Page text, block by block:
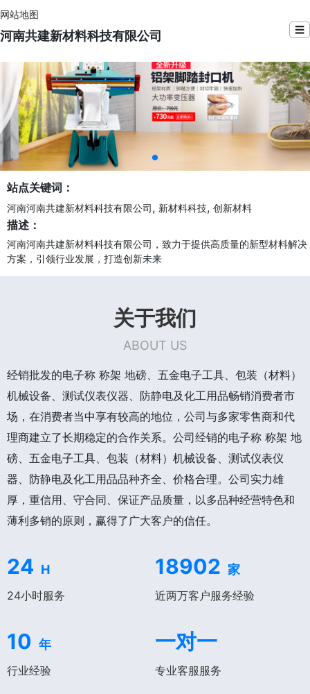
网站地图
河南共建新材料科技有限公司 ☰
站点关键词：
河南河南共建新材料科技有限公司, 新材料科技, 创新材料
描述：
河南河南共建新材料科技有限公司，致力于提供高质量的新型材料解决
方案，引领行业发展，打造创新未来
关于我们
ABOUT US
经销批发的电子称 称架 地磅、五金电子工具、包装（材料）
机械设备、测试仪表仪器、防静电及化工用品畅销消费者市
场，在消费者当中享有较高的地位，公司与多家零售商和代
理商建立了长期稳定的合作关系。公司经销的电子称 称架 地
磅、五金电子工具、包装（材料）机械设备、测试仪表仪
器、防静电及化工用品品种齐全、价格合理。公司实力雄
厚，重信用、守合同、保证产品质量，以多品种经营特色和
薄利多销的原则，赢得了广大客户的信任。
24 H
24小时服务
18902 家
近两万客户服务经验
10 年
行业经验
一对一
专业客服服务